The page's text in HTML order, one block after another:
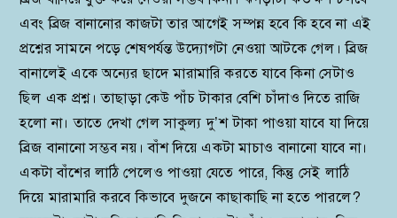
এবং ব্রিজ বানানোর কাজটা তার আগেই সম্পন্ন হবে কি হবে না এই
প্রশ্নের সামনে পড়ে শেষপর্যন্ত উদ্যোগটা নেওয়া আটকে গেল। ব্রিজ
বানালেই একে অন্যের ছাদে মারামারি করতে যাবে কিনা সেটাও
ছিল এক প্রশ্ন। তাছাড়া কেউ পাঁচ টাকার বেশি চাঁদাও দিতে রাজি
হলো না। তাতে দেখা গেল সাকুল্য দু’শ টাকা পাওয়া যাবে যা দিয়ে
ব্রিজ বানানো সম্ভব নয়। বাঁশ দিয়ে একটা মাচাও বানানো যাবে না।
একটা বাঁশের লাঠি পেলেও পাওয়া যেতে পারে, কিন্তু সেই লাঠি
দিয়ে মারামারি করবে কিভাবে দুজনে কাছাকাছি না হতে পারলে?